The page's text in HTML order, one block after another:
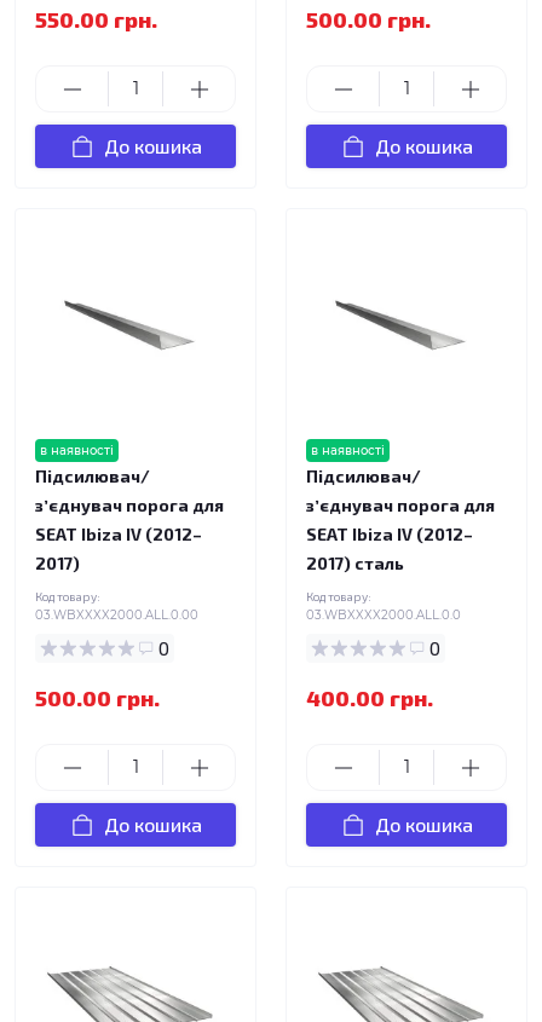
550.00 грн.
До кошика
500.00 грн.
До кошика
в наявності
Підсилювач/
зʼєднувач порога для
SEAT Ibiza IV (2012–
2017)
Код товару:
03.WBXXXX2000.ALL.0.00
0
500.00 грн.
До кошика
в наявності
Підсилювач/
зʼєднувач порога для
SEAT Ibiza IV (2012–
2017) сталь
Код товару:
03.WBXXXX2000.ALL.0.0
0
400.00 грн.
До кошика